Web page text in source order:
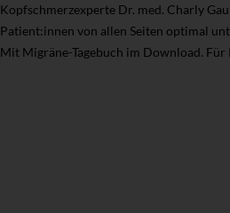
Kopfschmerzexperte Dr. med. Charly
Patient:innen von allen Seiten optimal
Mit Migräne-Tagebuch im Download. Für